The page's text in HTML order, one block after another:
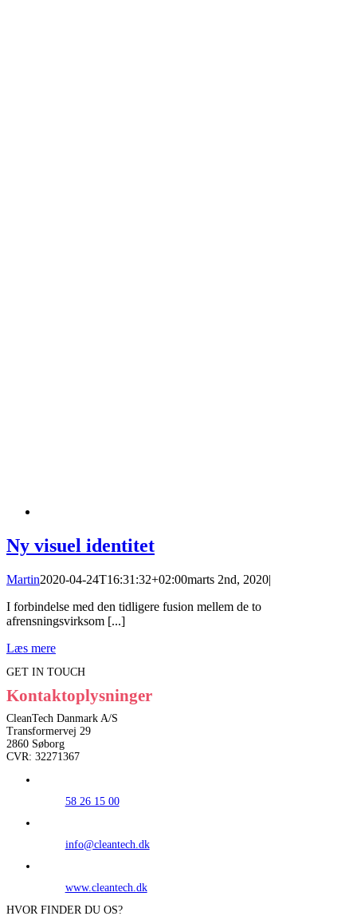
Ny visuel identitet
Martin2020-04-24T16:31:32+02:00marts 2nd, 2020|
I forbindelse med den tidligere fusion mellem de to
afrensningsvirksom [...]
Læs mere
GET IN TOUCH
Kontaktoplysninger
CleanTech Danmark A/S
Transformervej 29
2860 Søborg
CVR: 32271367
58 26 15 00
info@cleantech.dk
www.cleantech.dk
HVOR FINDER DU OS?